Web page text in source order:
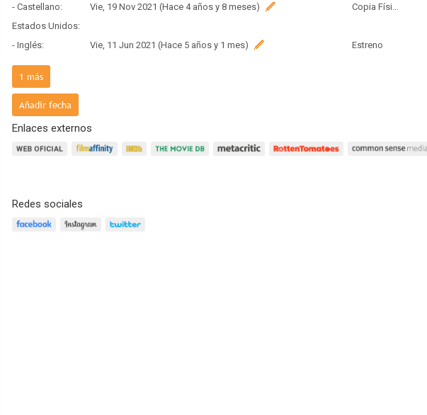
- Castellano:
Vie, 19 Nov 2021 (Hace 4 años y 8 meses)
Copia Física
Estados Unidos:
- Inglés:
Vie, 11 Jun 2021 (Hace 5 años y 1 mes)
Estreno
Francia:
- Frances:
1 más
Añadir fecha
Enlaces externos
Redes sociales